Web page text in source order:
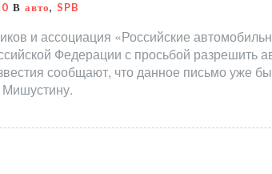
В авто, SPB
и ассоциация «Российские
Федерации с просьбой разрешить
сообщают, что данное письмо уже